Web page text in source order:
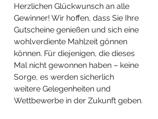
Herzlichen Glückwunsch an alle
Gewinner! Wir hoffen, dass Sie Ihre
Gutscheine genießen und sich eine
wohlverdiente Mahlzeit gönnen
können. Für diejenigen, die dieses
Mal nicht gewonnen haben – keine
Sorge, es werden sicherlich
weitere Gelegenheiten und
Wettbewerbe in der Zukunft geben.